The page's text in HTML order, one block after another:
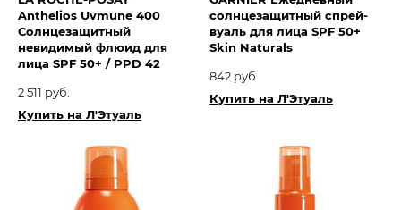
Anthelios Uvmune 400
Солнцезащитный
невидимый флюид для
лица SPF 50+ / PPD 42
2 511 руб.
Купить на Л'Этуаль
солнцезащитный спрей-
вуаль для лица SPF 50+
Skin Naturals
842 руб.
Купить на Л'Этуаль